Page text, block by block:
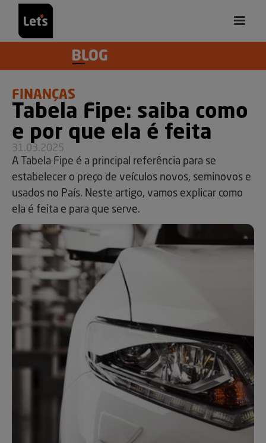
FINANÇAS
Tabela Fipe: saiba como
e por que ela é feita
31.03.2025
A Tabela Fipe é a principal referência para se
estabelecer o preço de veículos novos, seminovos e
usados no País. Neste artigo, vamos explicar como
ela é feita e para que serve.